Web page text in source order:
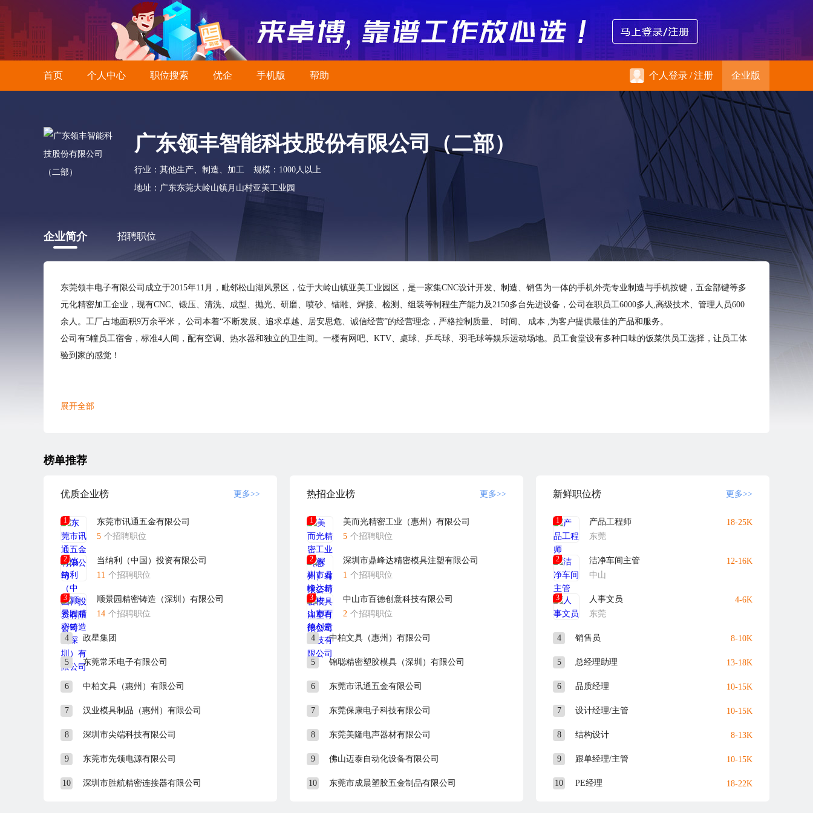
首页 个人中心 职位搜索 优企 手机版 帮助 个人登录/注册 企业版
广东领丰智能科技股份有限公司（二部）
行业：其他生产、制造、加工
规模：1000人以上
地址：广东东莞大岭山镇月山村亚美工业园
企业简介 招聘职位
东莞领丰电子有限公司成立于2015年11月，毗邻松山湖风景区，位于大岭山镇亚美工业园区，是一家集CNC设计开发、制造、销售为一体的手机外壳专业制造与手机按键，五金部键等多
元化精密加工企业，现有CNC、锻压、清洗、成型、抛光、研磨、喷砂、镭雕、焊接、检测、组装等制程生产能力及2150多台先进设备，公司在职员工6000多人,高级技术、管理人员600
余人。工厂占地面积9万余平米， 公司本着“不断发展、追求卓越、居安思危、诚信经营”的经营理念，严格控制质量、 时间、 成本 ,为客户提供最佳的产品和服务。
公司有5幢员工宿舍，标准4人间，配有空调、热水器和独立的卫生间。一楼有网吧、KTV、桌球、乒乓球、羽毛球等娱乐运动场地。员工食堂设有多种口味的饭菜供员工选择，让员工体
验到家的感觉！
展开全部
榜单推荐
优质企业榜 更多>>
1
东莞市讯通五金有限公司
5 个招聘职位
2
当纳利（中国）投资有限公司
11 个招聘职位
3
顺景园精密铸造（深圳）有限公司
14 个招聘职位
4 政星集团
5 东莞常禾电子有限公司
6 中柏文具（惠州）有限公司
7 汉业模具制品（惠州）有限公司
8 深圳市尖端科技有限公司
9 东莞市先领电源有限公司
10 深圳市胜航精密连接器有限公司
热招企业榜 更多>>
1
美而光精密工业（惠州）有限公司
5 个招聘职位
2
深圳市鼎峰达精密模具注塑有限公司
1 个招聘职位
3
中山市百德创意科技有限公司
2 个招聘职位
4 中柏文具（惠州）有限公司
5 锦聪精密塑胶模具（深圳）有限公司
6 东莞市讯通五金有限公司
7 东莞保康电子科技有限公司
8 东莞美隆电声器材有限公司
9 佛山迈泰自动化设备有限公司
10 东莞市成晨塑胶五金制品有限公司
新鲜职位榜 更多>>
1
产品工程师
东莞
18-25K
2
洁净车间主管
中山
12-16K
3
人事文员
东莞
4-6K
4 销售员 8-10K
5 总经理助理 13-18K
6 品质经理 10-15K
7 设计经理/主管 10-15K
8 结构设计 8-13K
9 跟单经理/主管 10-15K
10 PE经理 18-22K